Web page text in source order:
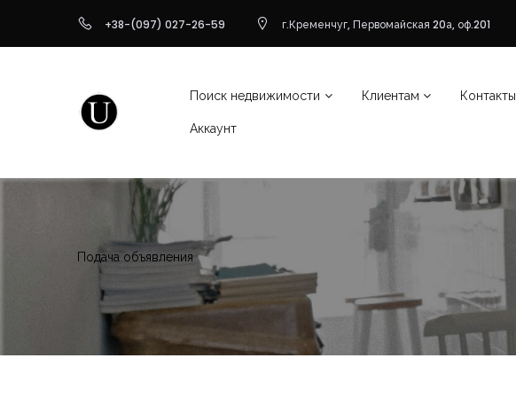
+38-(097) 027-26-59 г.Кременчуг, Первомайская 20а, оф.201
Поиск недвижимости Клиентам Контакты
Аккаунт
Подача объявления